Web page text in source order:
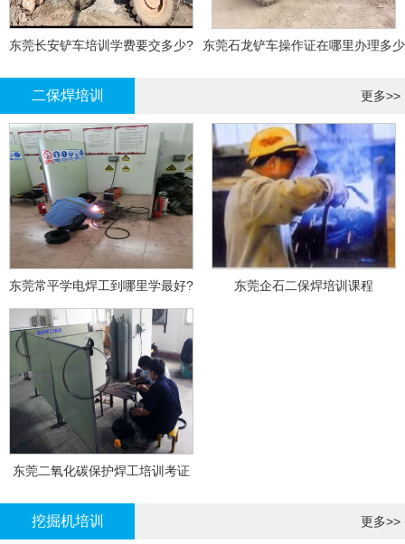
东莞长安铲车培训学费要交多少?
东莞石龙铲车操作证在哪里办理多少
二保焊培训 更多>>
东莞常平学电焊工到哪里学最好? 东莞企石二保焊培训课程
东莞二氧化碳保护焊工培训考证
挖掘机培训 更多>>